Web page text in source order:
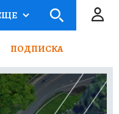
ПОДПИСКА